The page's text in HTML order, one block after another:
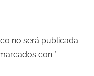
no será publicada.
con *